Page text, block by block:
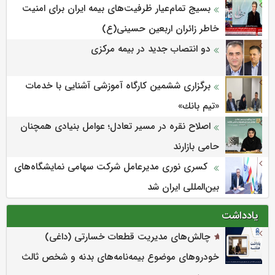
بسیج تمام‌عیار ظرفیت‌های بیمه ایران برای امنیت
خاطر زائران اربعین حسینی(ع)
دو انتصاب جدید در بیمه مرکزی
برگزاری ششمین كارگاه آموزشی آشنایی با خدمات
«تیم بانك»
اصلاح نقره در مسیر تعادل؛ عوامل بنیادی همچنان
حامی بازارند
کسری نوری مدیرعامل شرکت سهامی نمایشگاه‌های
بین‌المللی ایران شد
یادداشت
چالش‌های مدیریت قطعات خسارتی (داغی)
خودروهای موضوع بیمه‌نامه‌های بدنه و شخص ثالث